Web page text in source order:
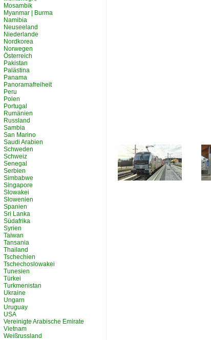
Mosambik
Myanmar | Burma
Namibia
Neuseeland
Niederlande
Nordkorea
Norwegen
Österreich
Pakistan
Palästina
Panama
Panoramafreiheit
Peru
Polen
Portugal
Rumänien
Russland
Sambia
San Marino
Saudi Arabien
Schweden
Schweiz
Senegal
Serbien
Simbabwe
Singapore
Slowakei
Slowenien
Spanien
Sri Lanka
Südafrika
Syrien
Taiwan
Tansania
Thailand
Tschechien
Tschechoslowakei
Tunesien
Türkei
Turkmenistan
Ukraine
Ungarn
Uruguay
USA
Vereinigte Arabische Emirate
Vietnam
Weißrussland